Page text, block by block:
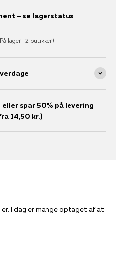
– se lagerstatus
lager i 2 butikker)
spar 50% på levering
14,50 kr.)
I dag er mange optaget af at